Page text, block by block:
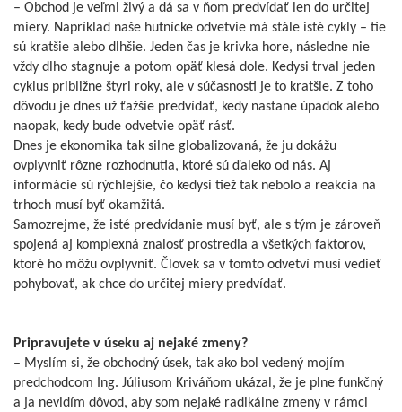
– Obchod je veľmi živý a dá sa v ňom predvídať len do určitej
miery. Napríklad naše hutnícke odvetvie má stále isté cykly – tie
sú kratšie alebo dlhšie. Jeden čas je krivka hore, následne nie
vždy dlho stagnuje a potom opäť klesá dole. Kedysi trval jeden
cyklus približne štyri roky, ale v súčasnosti je to kratšie. Z toho
dôvodu je dnes už ťažšie predvídať, kedy nastane úpadok alebo
naopak, kedy bude odvetvie opäť rásť.
Dnes je ekonomika tak silne globalizovaná, že ju dokážu
ovplyvniť rôzne rozhodnutia, ktoré sú ďaleko od nás. Aj
informácie sú rýchlejšie, čo kedysi tiež tak nebolo a reakcia na
trhoch musí byť okamžitá.
Samozrejme, že isté predvídanie musí byť, ale s tým je zároveň
spojená aj komplexná znalosť prostredia a všetkých faktorov,
ktoré ho môžu ovplyvniť. Človek sa v tomto odvetví musí vedieť
pohybovať, ak chce do určitej miery predvídať.
Pripravujete v úseku aj nejaké zmeny?
– Myslím si, že obchodný úsek, tak ako bol vedený mojím
predchodcom Ing. Júliusom Kriváňom ukázal, že je plne funkčný
a ja nevidím dôvod, aby som nejaké radikálne zmeny v rámci